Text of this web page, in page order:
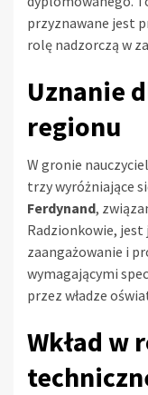
przyznawane jest
rolę nadzorczą w
Uznanie
regionu
W gronie
trzy wyróżniające
Ferdynand,
Radzionkowie, jest
zaangażowanie i
wymagającymi
przez władze
Wkład w